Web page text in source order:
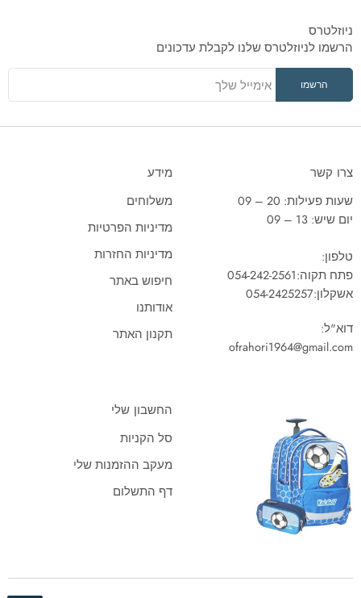
ניוזלטרס
הרשמו לניוזלטרס שלנו לקבלת עדכונים
צרו קשר
שעות פעילות: 20 – 09
יום שיש: 13 – 09
טלפון:
פתח תקוה:054-242-2561
אשקלון:054-2425257
דוא"ל:
ofrahori1964@gmail.com
מידע
משלוחים
מדיניות הפרטיות
מדיניות החזרות
חיפוש באתר
אודותנו
תקנון האתר
החשבון שלי
סל הקניות
מעקב ההזמנות שלי
דף התשלום